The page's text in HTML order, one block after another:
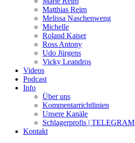
Matthias Reim
Melissa Naschenweng
Michelle
Roland Kaiser
Ross Antony
Udo Jürgens
Vicky Leandros
Videos
Podcast
Info
Über uns
Kommentarrichtlinien
Unsere Kanäle
Schlagerprofis | TELEGRAM
Kontakt